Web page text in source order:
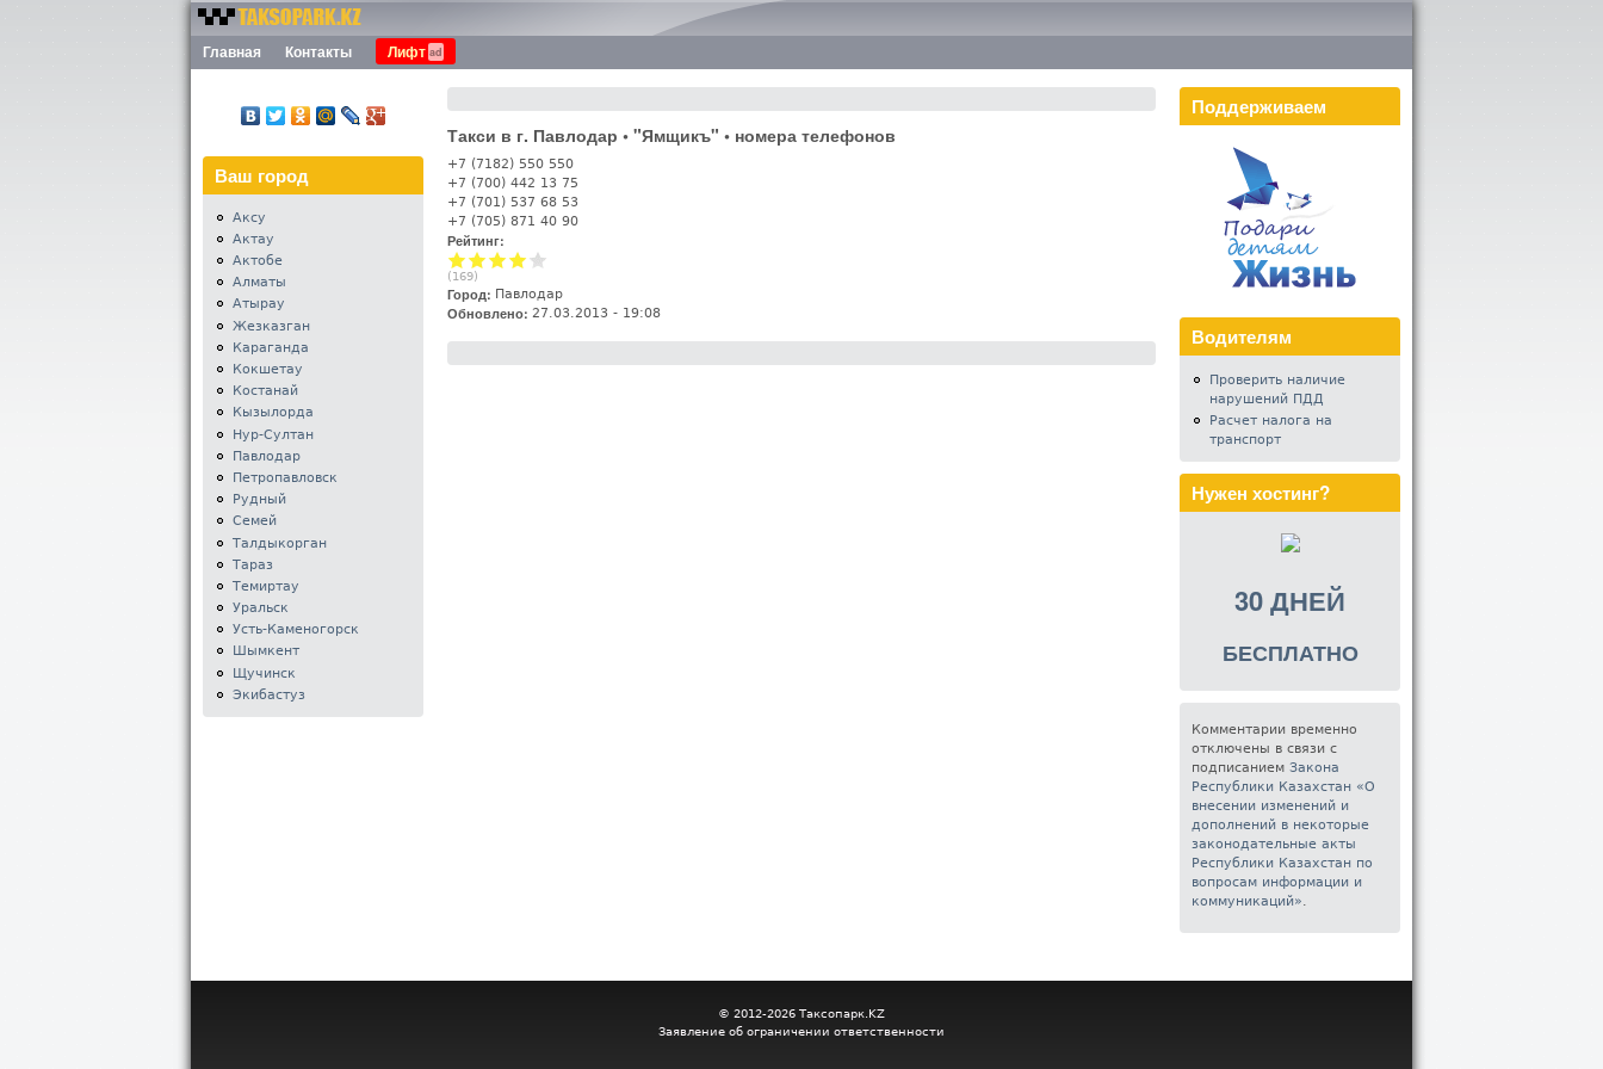
Перейти к основному
содержанию
Номера
такси
Казахстана -
Таксопарк.KZ
Меню
Главная Контакты Лифт
Такси в г. Павлодар • "Ямщикъ" • номера телефонов
+7 (7182) 550 550
+7 (700) 442 13 75
+7 (701) 537 68 53
+7 (705) 871 40 90
Рейтинг:
(169)
Город: Павлодар
Обновлено: 27.03.2013 - 19:08
Ваш город
Аксу
Актау
Актобе
Алматы
Атырау
Жезказган
Караганда
Кокшетау
Костанай
Кызылорда
Нур-Султан
Павлодар
Петропавловск
Рудный
Семей
Талдыкорган
Тараз
Темиртау
Уральск
Усть-Каменогорск
Шымкент
Щучинск
Экибастуз
Поддерживаем
Водителям
Проверить наличие
нарушений ПДД
Расчет налога на
транспорт
Нужен хостинг?
30 ДНЕЙ
БЕСПЛАТНО
Комментарии временно
отключены в связи с
подписаниемЗакона
Республики Казахстан «О
внесении изменений и
дополнений в некоторые
законодательные акты
Республики Казахстан по
вопросам информации и
коммуникаций»
© 2012-2026 Таксопарк.KZ
Заявление об ограничении ответственности